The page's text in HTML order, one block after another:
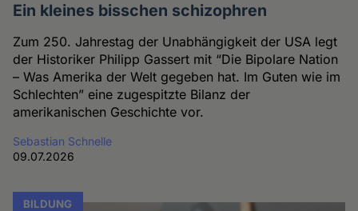
Ein kleines bisschen schizophren
Zum 250. Jahrestag der Unabhängigkeit der USA legt
der Historiker Philipp Gassert mit “Die Bipolare Nation
– Was Amerika der Welt gegeben hat. Im Guten wie im
Schlechten” eine zugespitzte Bilanz der
amerikanischen Geschichte vor.
Sebastian Schnelle
09.07.2026
BILDUNG